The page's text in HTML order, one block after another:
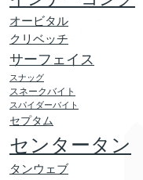
オービタル
クリベッチ
サーフェイス
スナッグ
スネークバイト
スパイダーバイト
セプタム
センタータン
タンウェブ